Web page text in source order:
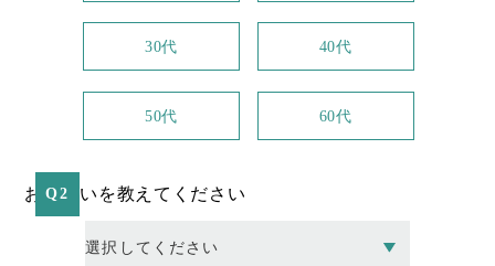
30代 40代
50代 60代
Q2
お住まいを教えてください